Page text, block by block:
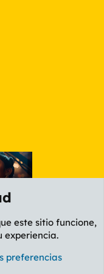
este sitio funcione,
experiencia.
preferencias